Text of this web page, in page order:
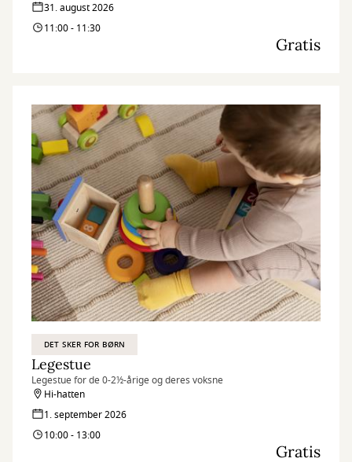
31. august 2026
11:00 - 11:30
Gratis
DET SKER FOR BØRN
Legestue
Legestue for de 0-2½-årige og deres voksne
Hi-hatten
1. september 2026
10:00 - 13:00
Gratis